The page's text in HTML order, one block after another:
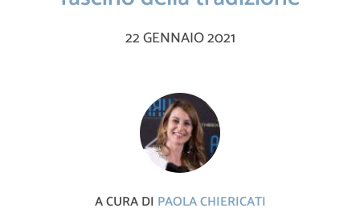
22 GENNAIO 2021
A CURA DI PAOLA CHIERICATI